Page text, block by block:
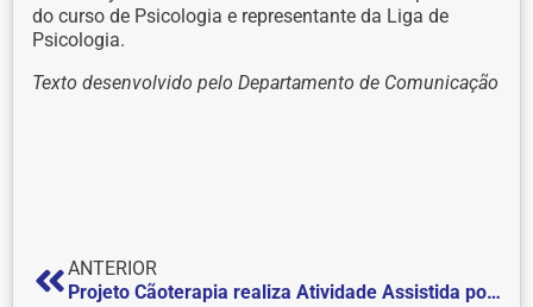
do curso de Psicologia e representante da Liga de
Psicologia.
Texto desenvolvido pelo Departamento de Comunicação
ANTERIOR
Projeto Cãoterapia realiza Atividade Assistida por Animais em Lar da Providência do município de Itajubá-MG